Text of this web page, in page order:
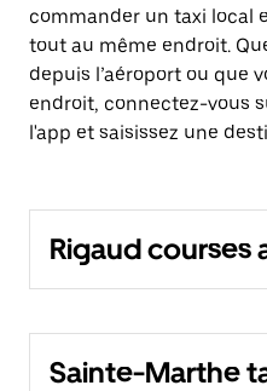
commander un taxi local
tout au même endroit.
depuis l’aéroport ou que
endroit, connectez-vous
l'app et saisissez une
Rigaud courses
Sainte-Marthe